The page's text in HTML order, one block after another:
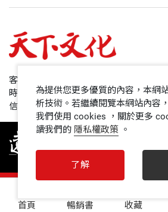
哈佛商業評論
領導影響力學院
1號課堂
客服專線：+886 2 2662-0012
時間：週一~週五
信箱：service@cwgv.com.tw
為提供您更多優質的內容，本網
析技術。若繼續閱覽本網站內容
我們使用 cookies ，關於更多
讀我們的 隱私權政策 。
了解
首頁 暢銷書 收藏